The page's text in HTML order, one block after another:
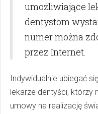
umożliwiające
dentystom
numer można
przez Internet.
Indywidualnie ubiegać
lekarze dentyści, którzy
umowy na realizację